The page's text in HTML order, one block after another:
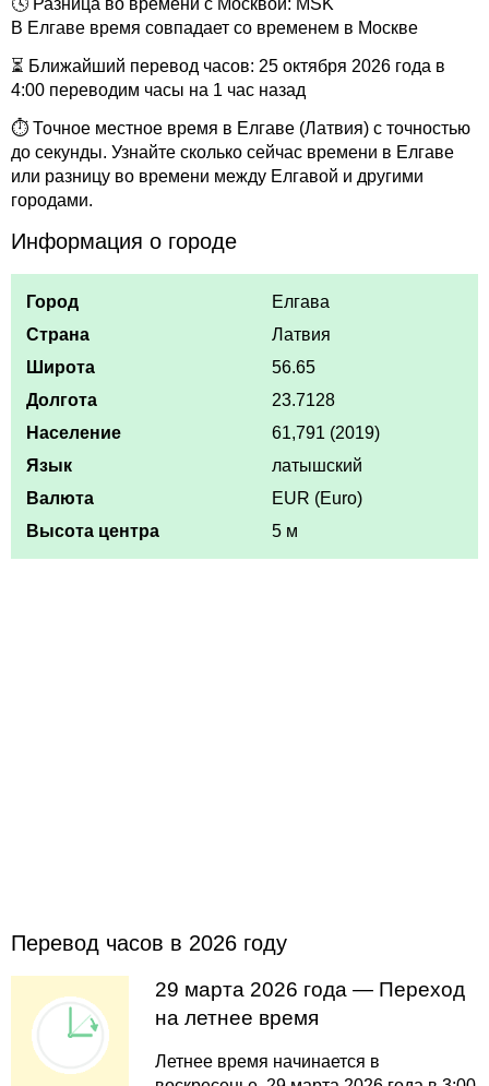
🕓 Разница во времени с Москвой: MSK
В Елгаве время совпадает со временем в Москве
⏳ Ближайший перевод часов: 25 октября 2026 года в
4:00 переводим часы на 1 час назад
⏱ Точное местное время в Елгаве (Латвия) с точностью
до секунды. Узнайте сколько сейчас времени в Елгаве
или разницу во времени между Елгавой и другими
городами.
Информация о городе
Город
Елгава
Страна
Латвия
Широта
56.65
Долгота
23.7128
Население
61,791 (2019)
Язык
латышский
Валюта
EUR (Euro)
Высота центра
5 м
Перевод часов в 2026 году
29 марта 2026 года — Переход
на летнее время
Летнее время начинается в